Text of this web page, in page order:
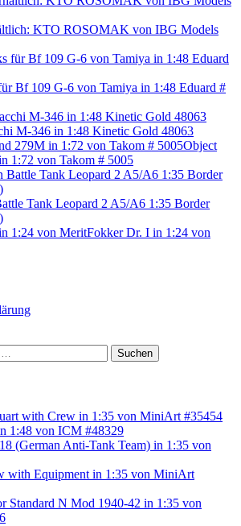
KTO ROSOMAK von IBG Models
Bf 109 G-6 von Tamiya in 1:48 Eduard #
M-346 in 1:48 Kinetic Gold 48063
Object
1:72 von Takom # 5005
Tank Leopard 2 A5/A6 1:35 Border
Fokker Dr. I in 1:24 von
Suchen
with Crew in 1:35 von MiniArt #35454
1:48 von ICM #48329
(German Anti-Tank Team) in 1:35 von
with Equipment in 1:35 von MiniArt
Standard N Mod 1940-42 in 1:35 von